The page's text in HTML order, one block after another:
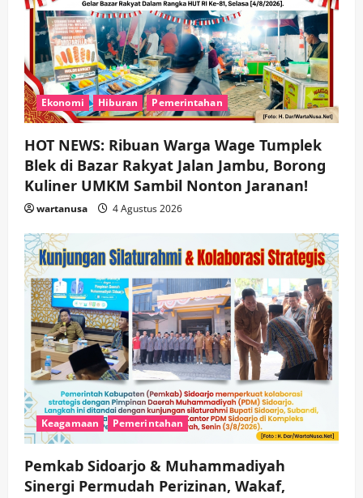
Ekonomi Hiburan Pemerintahan
HOT NEWS: Ribuan Warga Wage Tumplek
Blek di Bazar Rakyat Jalan Jambu, Borong
Kuliner UMKM Sambil Nonton Jaranan!
wartanusa 4 Agustus 2026
Keagamaan Pemerintahan
Pemkab Sidoarjo & Muhammadiyah
Sinergi Permudah Perizinan, Wakaf,